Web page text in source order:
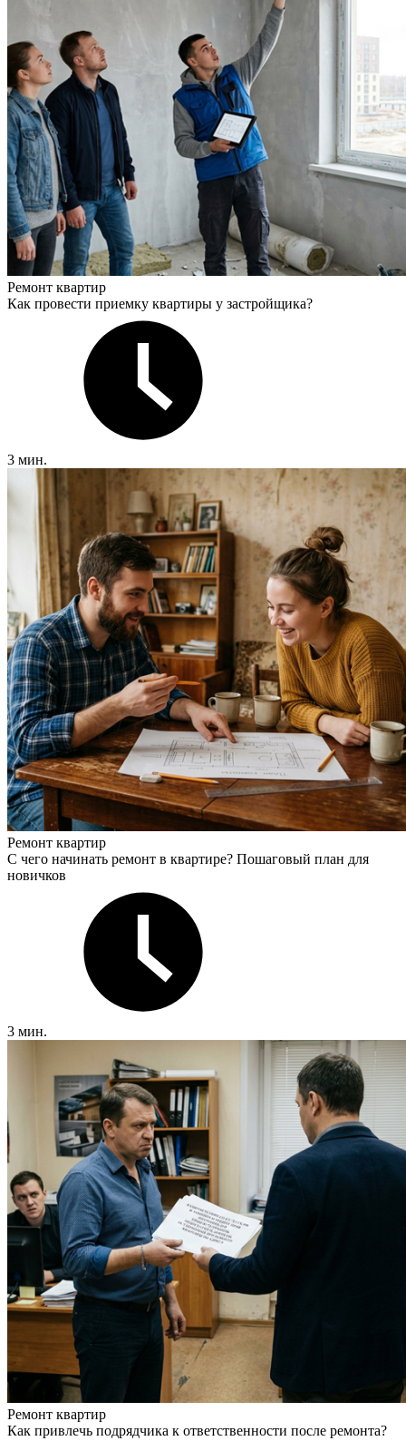
Ремонт квартир
Как провести приемку квартиры у застройщика?
3 мин.
Ремонт квартир
С чего начинать ремонт в квартире? Пошаговый план для
новичков
3 мин.
Ремонт квартир
Как привлечь подрядчика к ответственности после ремонта?